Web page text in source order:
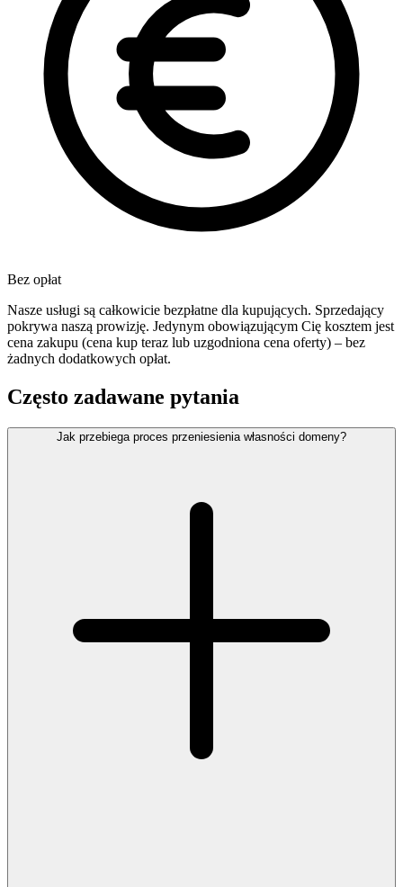
Bez opłat
Nasze usługi są całkowicie bezpłatne dla kupujących. Sprzedający
pokrywa naszą prowizję. Jedynym obowiązującym Cię kosztem jest
cena zakupu (cena kup teraz lub uzgodniona cena oferty) – bez
żadnych dodatkowych opłat.
Często zadawane pytania
Jak przebiega proces przeniesienia własności domeny?